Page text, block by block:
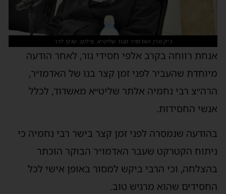
כ״ק מרן האדמו״ר מגור שליט״א. צילום: שוקי לרר
אנחת רווחה בקרב אלפי חסידי גור, לאחר הודעה
מיוחדת שהעביר לפני זמן קצר בנו של האדמו״ר,
הרה״צ רבי נחמיה אלתר שליט״א מאשדוד, לכלל
אנשי החסידות.
בהודעה שנמסרה לפני זמן קצר בישר רבי נחמיה כי
ניתוח הקטרקט שעבר האדמו״ר הבוקר הוכתר
בהצלחה, וכי הרבי ביקש למסור באופן אישי לכל
החסידים שהוא מרגיש טוב.